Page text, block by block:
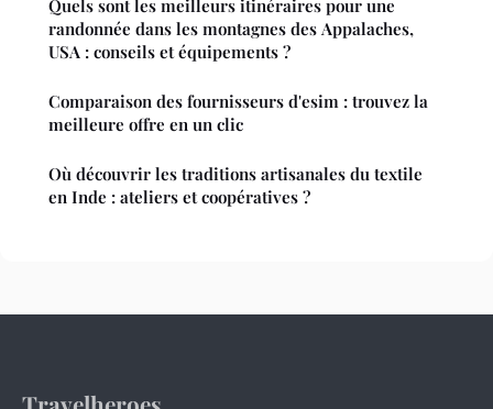
Quels sont les meilleurs itinéraires pour une
randonnée dans les montagnes des Appalaches,
USA : conseils et équipements ?
Comparaison des fournisseurs d'esim : trouvez la
meilleure offre en un clic
Où découvrir les traditions artisanales du textile
en Inde : ateliers et coopératives ?